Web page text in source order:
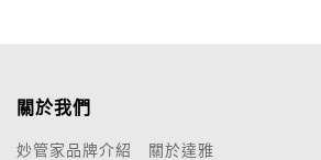
關於我們
妙管家品牌介紹 關於達雅